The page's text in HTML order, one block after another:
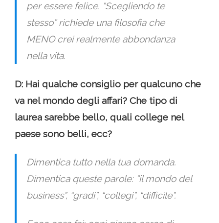
per essere felice. “Scegliendo te
stesso” richiede una filosofia che
MENO crei realmente abbondanza
nella vita.
D: Hai qualche consiglio per qualcuno che
va nel mondo degli affari? Che tipo di
laurea sarebbe bello, quali college nel
paese sono belli, ecc?
Dimentica tutto nella tua domanda.
Dimentica queste parole: “il mondo del
business”, “gradi”, “collegi”, “difficile”.